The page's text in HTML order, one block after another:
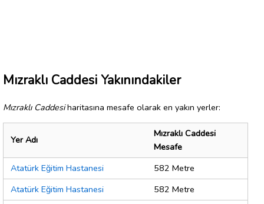
Mızraklı Caddesi Yakınındakiler
Mızraklı Caddesiharitasına mesafe olarak en yakın yerler:
Yer Adı
Mızraklı Caddesi
Mesafe
Atatürk Eğitim Hastanesi
582 Metre
Atatürk Eğitim Hastanesi
582 Metre